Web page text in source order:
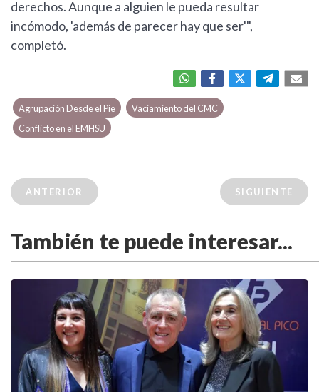
derechos. Aunque a alguien le pueda resultar
incómodo, 'además de parecer hay que ser'",
completó.
Agrupación Desde el Pie
Vaciamiento del CMC
Conflicto en el EMHSU
ANTERIOR SIGUIENTE
También te puede interesar...